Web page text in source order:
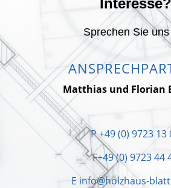
Interesse?
Sprechen Sie
Matthias und Florian
P+49 (0) 9723 13
F+49 (0) 9723 44
E info@holzhaus-